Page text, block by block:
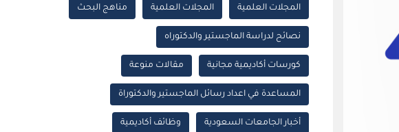
المجلات العلمية المجلات العلمية مناهج البحث
نصائح لدراسة الماجستير والدكتوراه
كورسات أكاديمية مجانية مقالات منوعة
المساعدة في اعداد رسائل الماجستير والدكتوراة
أخبار الجامعات السعودية وظائف أكاديمية